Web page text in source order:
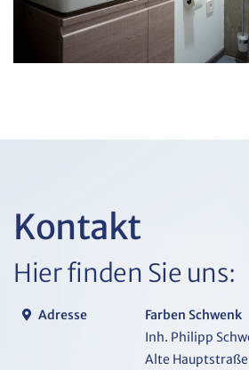
Kontakt
Hier finden Sie uns:
Adresse
Farben Schwenk
Inh. Philipp
Alte